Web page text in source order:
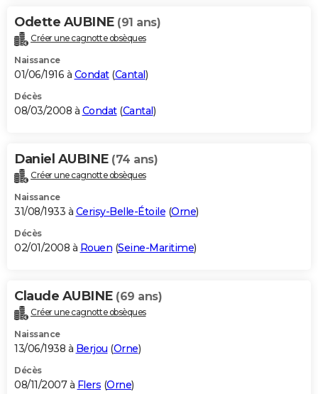
Odette AUBINE (91 ans)
Créer une cagnotte obsèques
Naissance
01/06/1916 à Condat(Cantal)
Décès
08/03/2008 à Condat(Cantal)
Daniel AUBINE (74 ans)
Créer une cagnotte obsèques
Naissance
31/08/1933 à Cerisy-Belle-Étoile (Orne)
Décès
02/01/2008 à Rouen (Seine-Maritime)
Claude AUBINE (69 ans)
Créer une cagnotte obsèques
Naissance
13/06/1938 à Berjou (Orne)
Décès
08/11/2007 à Flers (Orne)